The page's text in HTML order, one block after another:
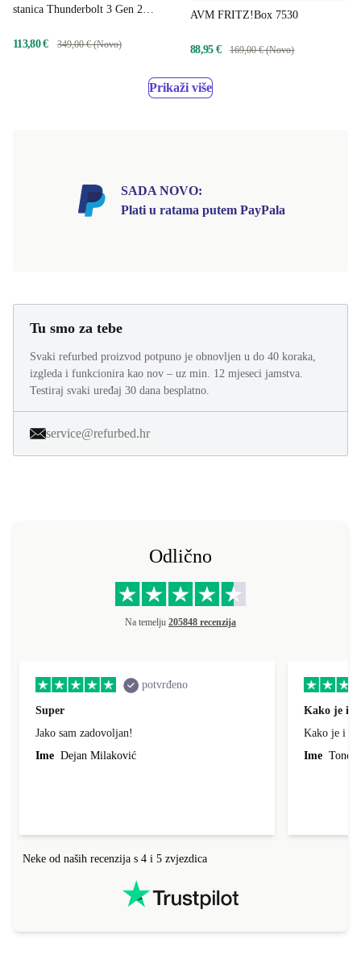
stanica Thunderbolt 3 Gen 2
113,80 €
349,00 € (Novo)
AVM FRITZ!Box 7530
88,95 € 169,00 € (Novo)
Prikaži više
SADA NOVO:
Plati u ratama putem PayPala
Tu smo za tebe
Svaki refurbed proizvod potpuno je obnovljen u do 40 koraka,
izgleda i funkcionira kao nov – uz min. 12 mjeseci jamstva.
Testiraj svaki uređaj 30 dana besplatno.
service@refurbed.hr
Odlično
Na temelju 205848 recenzija
potvrđeno
Super
Jako sam zadovoljan!
Ime Dejan Milaković
Kako je i
Kako je i
Ime Tonci
Neke od naših recenzija s 4 i 5 zvjezdica